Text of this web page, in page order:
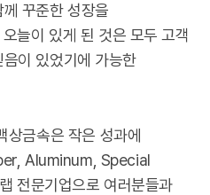
꾸준한 성장을
늘이 있게 된 것은 모두 고객
이 있었기에 가능한
상금속은 작은 성과에
Aluminum, Special
전문기업으로 여러분들과